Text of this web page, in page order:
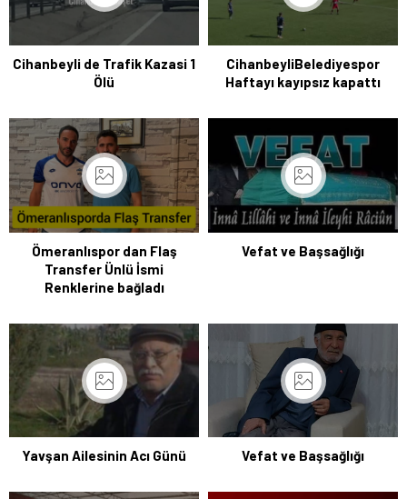
Cihanbeyli de Trafik Kazasi 1
Ölü
CihanbeyliBelediyespor
Haftayı kayıpsız kapattı
Ömeranlıspor dan Flaş
Transfer Ünlü İsmi
Renklerine bağladı
Vefat ve Başsağlığı
Yavşan Ailesinin Acı Günü Vefat ve Başsağlığı